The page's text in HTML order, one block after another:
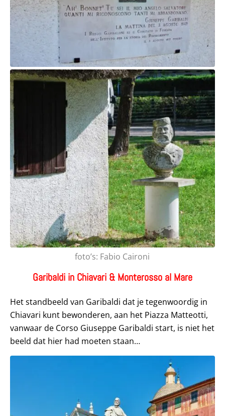
foto’s: Fabio Caironi
Garibaldi in Chiavari & Monterosso al Mare
Het standbeeld van Garibaldi dat je tegenwoordig in
Chiavari kunt bewonderen, aan het Piazza Matteotti,
vanwaar de Corso Giuseppe Garibaldi start, is niet het
beeld dat hier had moeten staan…